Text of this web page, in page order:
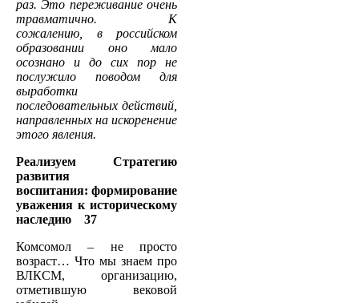
раз. Это переживание очень
травматично. К
сожалению, в российском
образовании оно мало
осознано и до сих пор не
послужило поводом для
выработки
последовательных действий,
направленных на искоренение
этого явления.
Реализуем Стратегию
развития
воспитания: формирование
уважения к историческому
наследию 37
Комсомол – не просто
возраст… Что мы знаем про
ВЛКСМ, организацию,
отметившую вековой